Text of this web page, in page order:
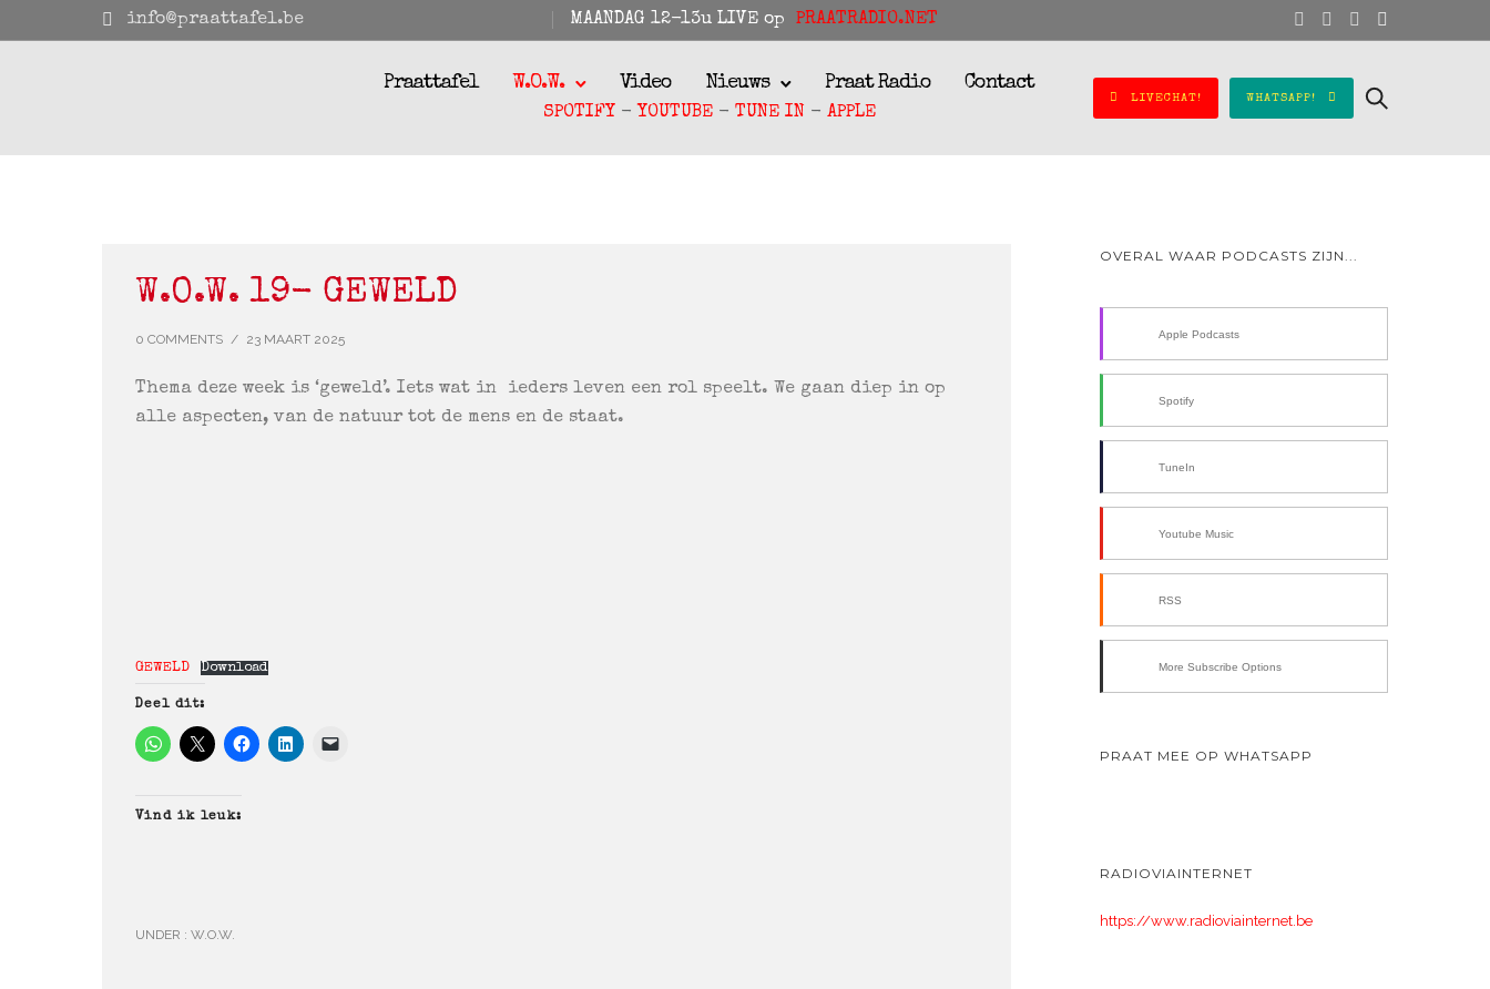
info@praattafel.be MAANDAG 12-13u LIVE op PRAATRADIO.NET
Praattafel W.O.W. Video Nieuws Praat Radio Contact
SPOTIFY - YOUTUBE- TUNE IN - APPLE
LIVECHAT! WHATSAPP!
W.O.W. 19- GEWELD
0 COMMENTS / 23 MAART 2025
Thema deze week is ‘geweld’. Iets wat in ieders leven een rol speelt. We gaan diep in op
alle aspecten, van de natuur tot de mens en de staat.
GEWELD Download
Deel dit:
Vind ik leuk:
UNDER : W.O.W.
OVERAL WAAR PODCASTS ZIJN...
Apple Podcasts
Spotify
TuneIn
Youtube Music
RSS
More Subscribe Options
PRAAT MEE OP WHATSAPP
RADIOVIAINTERNET
https://www.radioviainternet.be